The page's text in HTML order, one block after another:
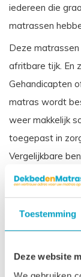
Toestemming
Deze website
iedereen die
matrassen
Deze
afritbare tijk. En
Gehandicapten
matras wordt
weer makkelijk
toegepast in
Vergelijkbare
matras zijn:
Let op, door het
2% afwijken in
direct